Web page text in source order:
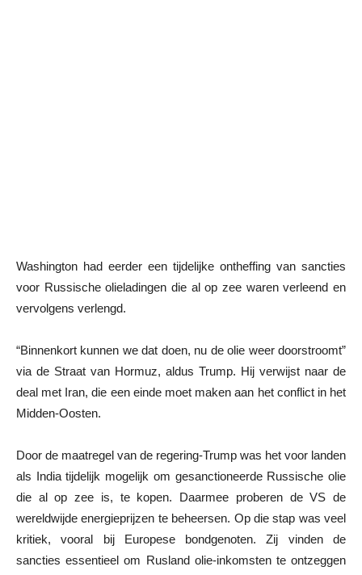
Washington had eerder een tijdelijke ontheffing van sancties
voor Russische olieladingen die al op zee waren verleend en
vervolgens verlengd.
“Binnenkort kunnen we dat doen, nu de olie weer doorstroomt”
via de Straat van Hormuz, aldus Trump. Hij verwijst naar de
deal met Iran, die een einde moet maken aan het conflict in het
Midden-Oosten.
Door de maatregel van de regering-Trump was het voor landen
als India tijdelijk mogelijk om gesanctioneerde Russische olie
die al op zee is, te kopen. Daarmee proberen de VS de
wereldwijde energieprijzen te beheersen. Op die stap was veel
kritiek, vooral bij Europese bondgenoten. Zij vinden de
sancties essentieel om Rusland olie-inkomsten te ontzeggen